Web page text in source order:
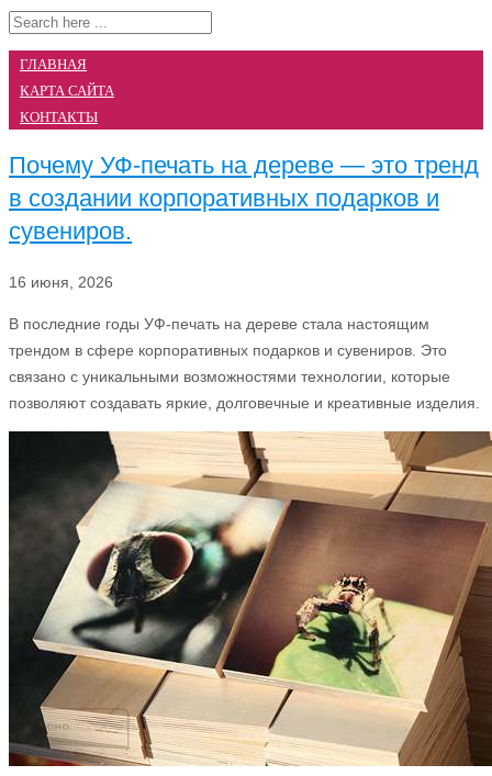
ГЛАВНАЯ
КАРТА САЙТА
КОНТАКТЫ
Почему УФ-печать на дереве — это тренд
в создании корпоративных подарков и
сувениров.
16 июня, 2026
В последние годы УФ-печать на дереве стала настоящим
трендом в сфере корпоративных подарков и сувениров. Это
связано с уникальными возможностями технологии, которые
позволяют создавать яркие, долговечные и креативные изделия.